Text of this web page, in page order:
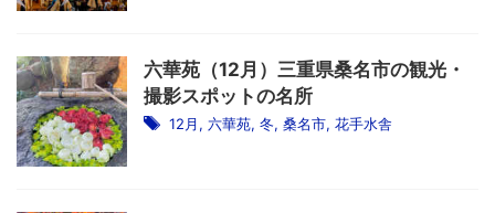
六華苑（12月）三重県桑名市の観光・
撮影スポットの名所
12月, 六華苑, 冬, 桑名市, 花手水舎